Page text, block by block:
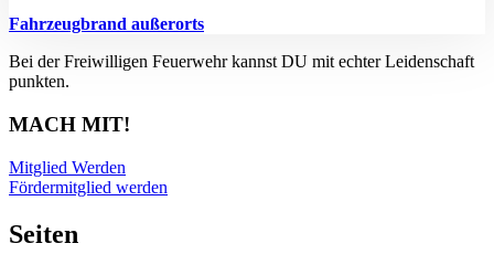
Fahrzeugbrand außerorts
Bei der Freiwilligen Feuerwehr kannst DU mit echter Leidenschaft
punkten.
MACH MIT!
Mitglied Werden
Fördermitglied werden
Seiten